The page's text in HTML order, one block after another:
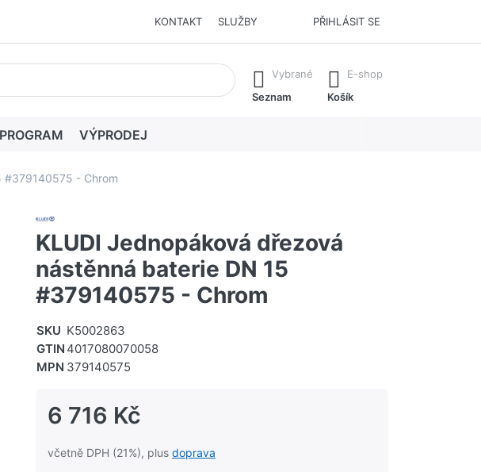
KONTAKT SLUŽBY PŘIHLÁSIT SE
při zadávání. Stisknutím klávesy Enter vyvoláte všechny výsledky.
Vybrané
Seznam
E-shop
Košík
VÝPRODEJ
#379140575 - Chrom
KLUDI Jednopáková dřezová
nástěnná baterie DN 15
#379140575 - Chrom
SKU K5002863
GTIN 4017080070058
MPN 379140575
6 716 Kč
včetně DPH (21%), plus doprava